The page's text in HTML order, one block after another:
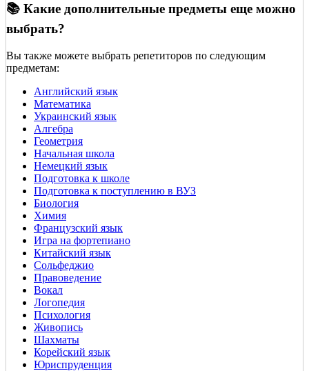
📚 Какие дополнительные предметы еще можно
выбрать?
Вы также можете выбрать репетиторов по следующим
предметам:
Английский язык
Математика
Украинский язык
Алгебра
Геометрия
Начальная школа
Немецкий язык
Подготовка к школе
Подготовка к поступлению в ВУЗ
Биология
Химия
Французский язык
Игра на фортепиано
Китайский язык
Сольфеджио
Правоведение
Вокал
Логопедия
Психология
Живопись
Шахматы
Корейский язык
Юриспруденция